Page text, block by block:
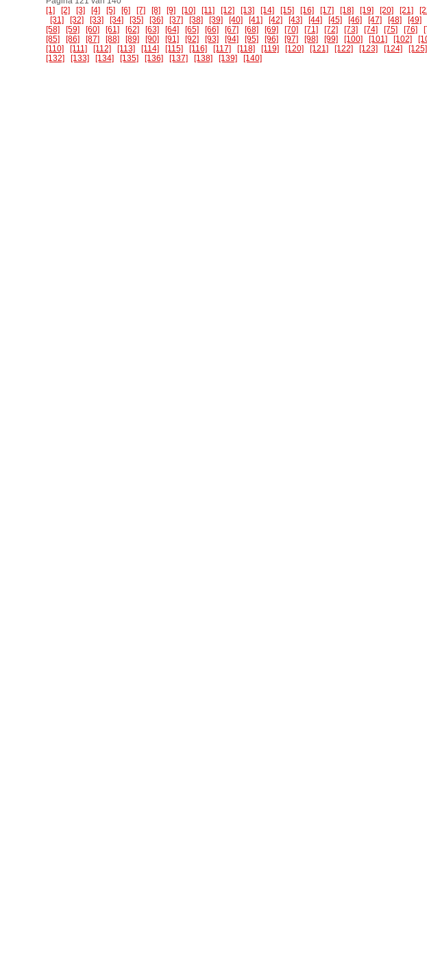
[1]
[2] [3] [4] [5] [6] [7] [8] [9] [10] [11] [12] [13] [14] [15] [16] [17] [18] [19] [20] [21]
[31]
[32] [33] [34] [35] [36] [37] [38] [39] [40] [41] [42] [43] [44] [45] [46] [47] [48] [49]
[58]
[59] [60] [61] [62] [63] [64] [65] [66] [67] [68] [69] [70] [71] [72] [73] [74] [75] [76]
[85]
[86] [87] [88] [89] [90] [91] [92] [93] [94] [95] [96] [97] [98] [99] [100] [101] [102]
[110]
[111] [112] [113] [114] [115] [116] [117] [118] [119] [120] [121] [122] [123] [124] [125]
[132]
[133] [134] [135] [136] [137] [138] [139] [140]